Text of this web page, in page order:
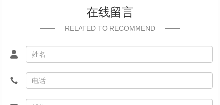
在线留言
RELATED TO RECOMMEND